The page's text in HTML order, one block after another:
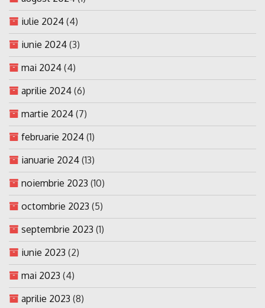
iulie 2024 (4)
iunie 2024 (3)
mai 2024 (4)
aprilie 2024 (6)
martie 2024 (7)
februarie 2024 (1)
ianuarie 2024 (13)
noiembrie 2023 (10)
octombrie 2023 (5)
septembrie 2023 (1)
iunie 2023 (2)
mai 2023 (4)
aprilie 2023 (8)